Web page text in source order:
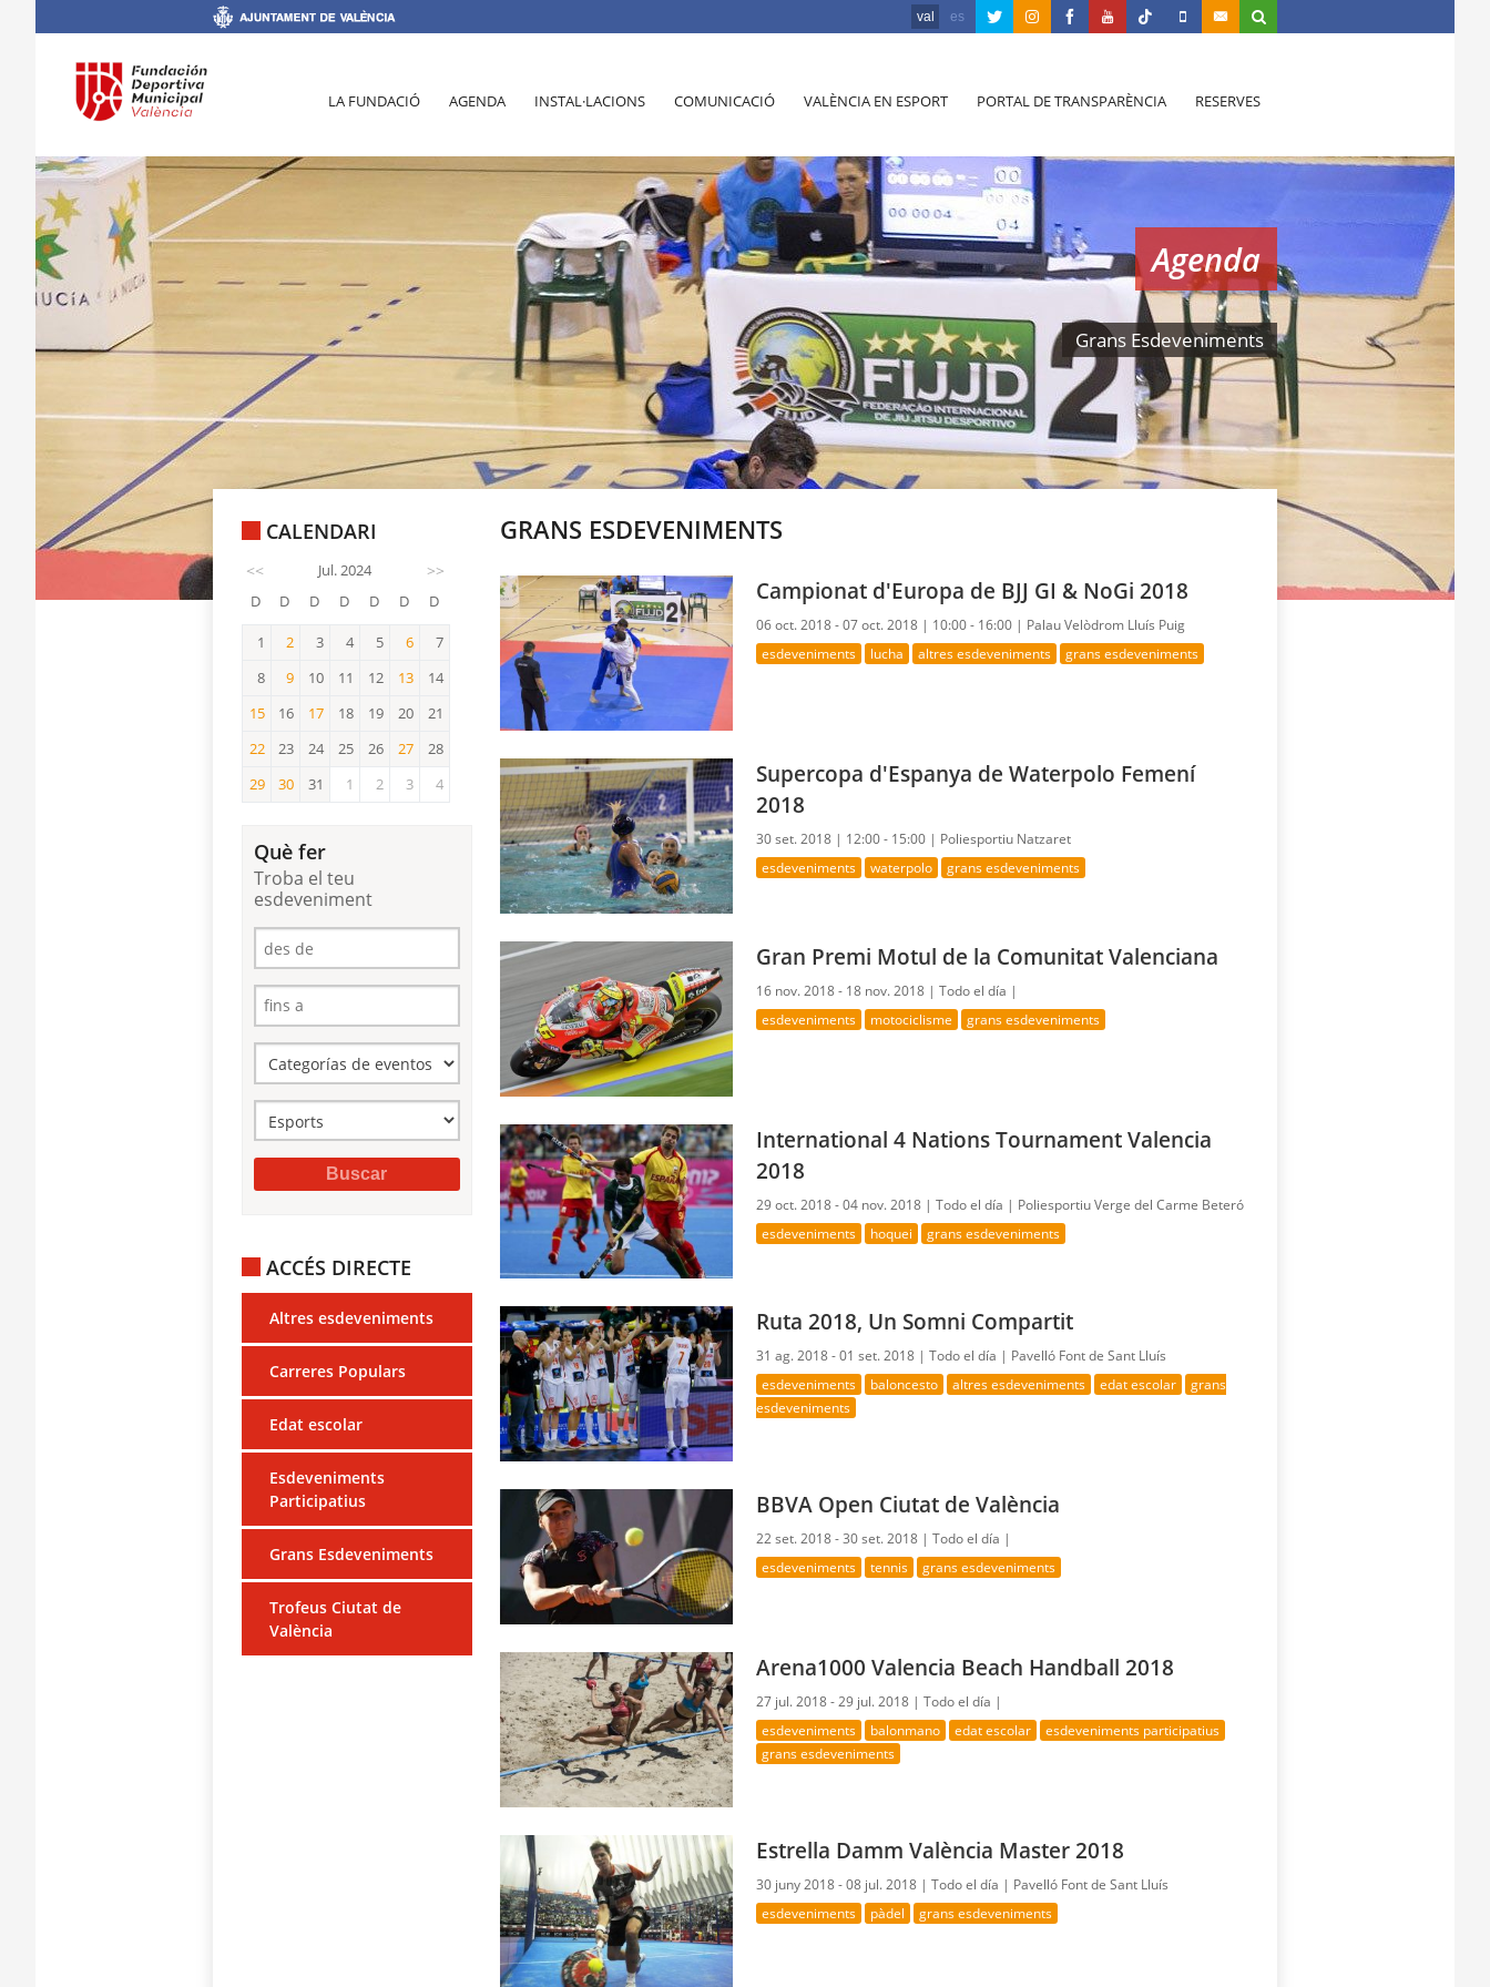
val es
LA FUNDACIÓ AGENDA INSTAL·LACIONS COMUNICACIÓ VALÈNCIA EN ESPORT PORTAL DE TRANSPARÈNCIA RESERVES
Agenda
Grans Esdeveniments
CALENDARI
<< Jul. 2024 >>
D D D D D D D
1 2 3 4 5 6
6
7
8
9 10 11 12 13
13
14
15
15
16 17
17
18 19 20
21
22
22
23 24 25 26 27
28
29
30 31 1 2 3 4
Què fer
Troba el teu
esdeveniment
ACCÉS DIRECTE
Altres esdeveniments
Carreres Populars
Edat escolar
Esdeveniments
Participatius
Grans Esdeveniments
Trofeus Ciutat de
València
GRANS ESDEVENIMENTS
Campionat d'Europa de BJJ GI & NoGi 2018
06 oct. 2018 - 07 oct. 2018 | 10:00 - 16:00 | Palau Velòdrom Lluís Puig
esdeveniments lucha altres esdeveniments grans esdeveniments
Supercopa d'Espanya de Waterpolo Femení
2018
30 set. 2018 | 12:00 - 15:00 | Poliesportiu Natzaret
esdeveniments waterpolo grans esdeveniments
Gran Premi Motul de la Comunitat Valenciana
16 nov. 2018 - 18 nov. 2018 |Todo el día |
esdeveniments motociclisme grans esdeveniments
International 4 Nations Tournament Valencia
2018
29 oct. 2018 - 04 nov. 2018 |Todo el día | Poliesportiu Verge del Carme Beteró
esdeveniments hoquei grans esdeveniments
Ruta 2018, Un Somni Compartit
31 ag. 2018 - 01 set. 2018 |Todo el día | Pavelló Font de Sant Lluís
esdeveniments baloncesto altres esdeveniments edat escolar
grans
esdeveniments
BBVA Open Ciutat de València
22 set. 2018 - 30 set. 2018 |Todo el día |
esdeveniments tennis grans esdeveniments
Arena1000 Valencia Beach Handball 2018
27 jul. 2018 - 29 jul. 2018 |Todo el día |
esdeveniments balonmano edat escolar
esdeveniments participatius
grans esdeveniments
Estrella Damm València Master 2018
30 juny 2018 - 08 jul. 2018 |Todo el día | Pavelló Font de Sant Lluís
esdeveniments pàdel grans esdeveniments